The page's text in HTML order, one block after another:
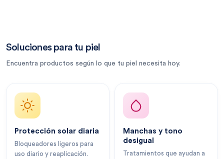
Soluciones para tu piel
Encuentra productos según lo que tu piel necesita hoy.
Protección solar diaria
Bloqueadores ligeros para
uso diario y reaplicación.
Manchas y tono
desigual
Tratamientos que ayudan a